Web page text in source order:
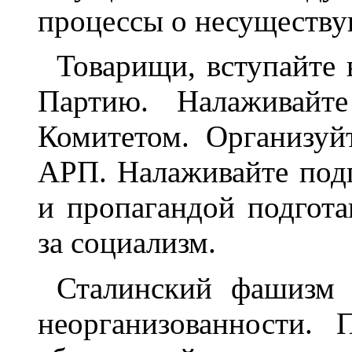
процессы о
Товарищи,
Партию.
Комитетом.
АРП. Налаживайте
и пропагандой
за социализм.
Сталинский